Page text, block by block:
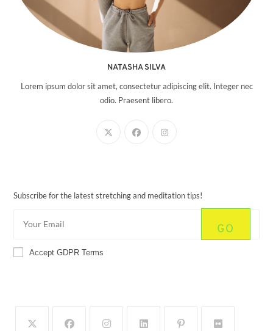
NATASHA SILVA
Lorem ipsum dolor sit amet, consectetur adipiscing elit. Integer nec
odio. Praesent libero.
Subscribe for the latest stretching and meditation tips!
GO
Accept GDPR Terms